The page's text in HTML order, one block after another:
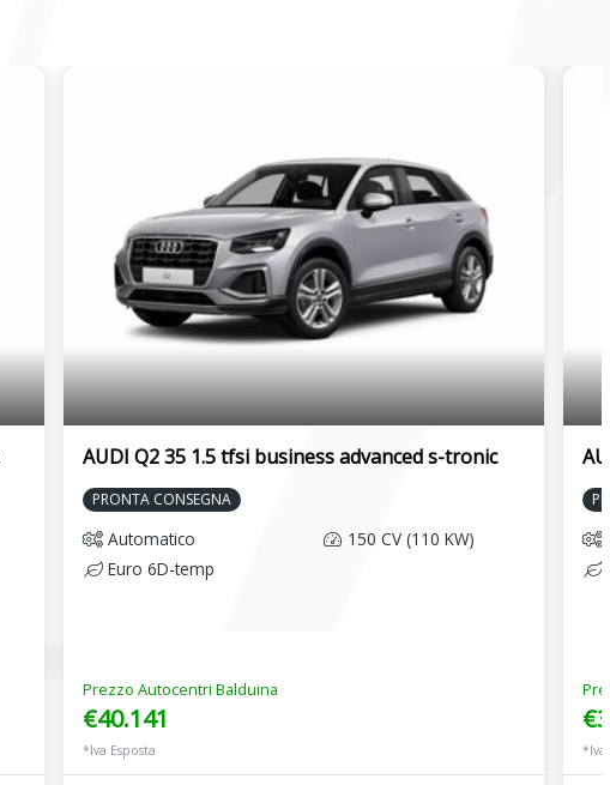
AUDI Q2 35 1.5 tfsi business advanced s-tronic
PRONTA CONSEGNA
Automatico
150 CV (110 KW)
Euro 6D-temp
Prezzo Autocentri Balduina
€40.141
*Iva Esposta *Iva